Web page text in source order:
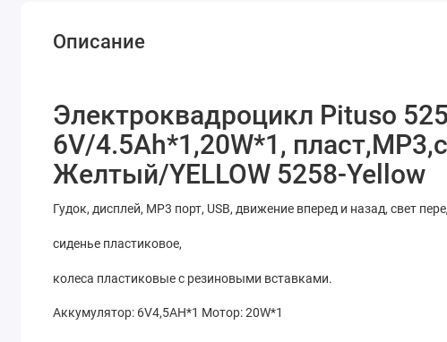
Описание
Электроквадроцикл Pituso
6V/4.5Ah*1,20W*1,
Желтый/YELLOW 5258-Yellow
Гудок, дисплей, МР3 порт, USB, движение вперед и назад, свет
сиденье пластиковое,
колеса пластиковые с резиновыми вставками.
Аккумулятор: 6V4,5AH*1 Мотор: 20W*1